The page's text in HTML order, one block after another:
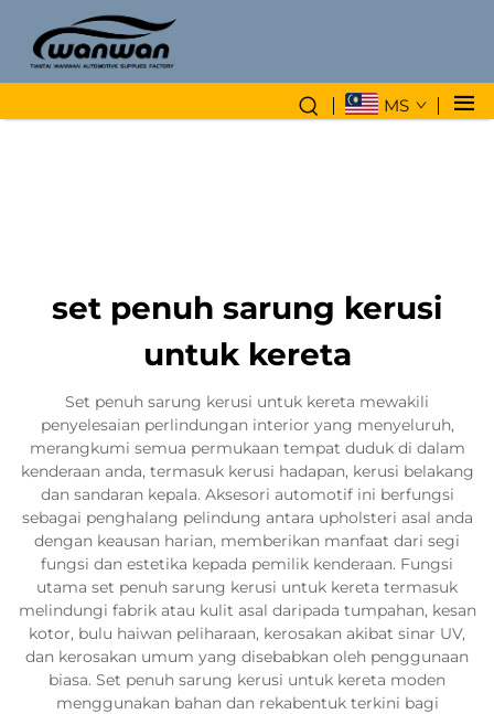
MS
set penuh sarung kerusi
untuk kereta
Set penuh sarung kerusi untuk kereta mewakili
penyelesaian perlindungan interior yang menyeluruh,
merangkumi semua permukaan tempat duduk di dalam
kenderaan anda, termasuk kerusi hadapan, kerusi belakang
dan sandaran kepala. Aksesori automotif ini berfungsi
sebagai penghalang pelindung antara upholsteri asal anda
dengan keausan harian, memberikan manfaat dari segi
fungsi dan estetika kepada pemilik kenderaan. Fungsi
utama set penuh sarung kerusi untuk kereta termasuk
melindungi fabrik atau kulit asal daripada tumpahan, kesan
kotor, bulu haiwan peliharaan, kerosakan akibat sinar UV,
dan kerosakan umum yang disebabkan oleh penggunaan
biasa. Set penuh sarung kerusi untuk kereta moden
menggunakan bahan dan rekabentuk terkini bagi